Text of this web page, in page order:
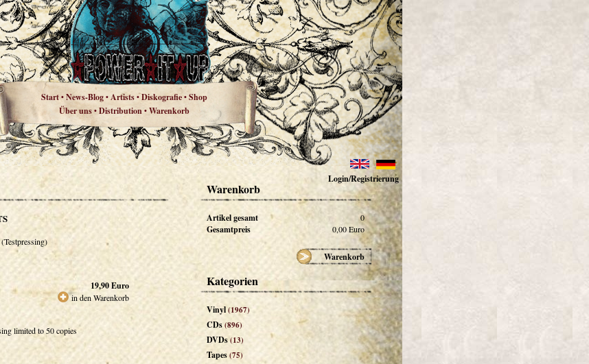
Start•News-Blog•Artists•Diskografie•Shop
Über uns•Distribution•Warenkorb
Login/Registrierung
19,90Euro
in den Warenkorb
limited to 50 copies
Warenkorb
Artikel gesamt 0
Gesamtpreis 0,00Euro
Warenkorb
Kategorien
Vinyl(1967)
CDs(896)
DVDs(13)
Tapes(75)